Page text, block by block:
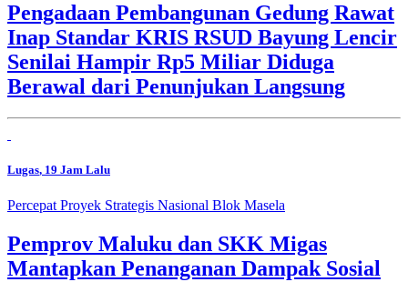
Pengadaan Pembangunan Gedung Rawat
Inap Standar KRIS RSUD Bayung Lencir
Senilai Hampir Rp5 Miliar Diduga
Berawal dari Penunjukan Langsung
Lugas, 19 Jam Lalu
Percepat Proyek Strategis Nasional Blok Masela
Pemprov Maluku dan SKK Migas
Mantapkan Penanganan Dampak Sosial